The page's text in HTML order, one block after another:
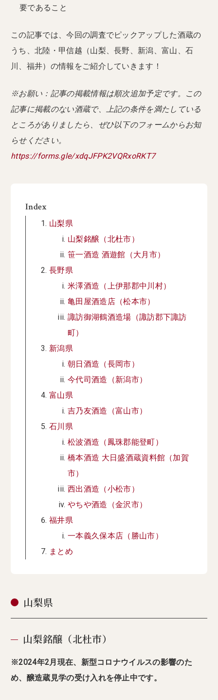
要であること
この記事では、今回の調査でピックアップした酒蔵の
うち、北陸・甲信越（山梨、長野、新潟、富山、石
川、福井）の情報をご紹介していきます！
※お願い：記事の掲載情報は順次追加予定です。この
記事に掲載のない酒蔵で、上記の条件を満たしている
ところがありましたら、ぜひ以下のフォームからお知
らせください。
https://forms.gle/xdqJFPK2VQRxoRKT7
Index
山梨県
山梨銘醸（北杜市）
笹一酒造 酒遊館（大月市）
長野県
米澤酒造（上伊那郡中川村）
亀田屋酒造店（松本市）
諏訪御湖鶴酒造場（諏訪郡下諏訪
町）
新潟県
朝日酒造（長岡市）
今代司酒造（新潟市）
富山県
吉乃友酒造（富山市）
石川県
松波酒造（鳳珠郡能登町）
橋本酒造 大日盛酒蔵資料館（加賀
市）
西出酒造（小松市）
やちや酒造（金沢市）
福井県
一本義久保本店（勝山市）
まとめ
山梨県
山梨銘醸（北杜市）
※2024年2月現在、新型コロナウイルスの影響のた
め、醸造蔵見学の受け入れを停止中です。